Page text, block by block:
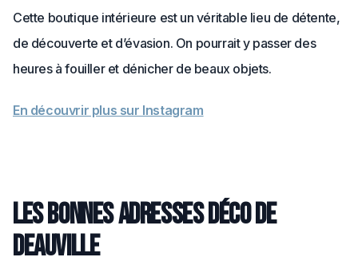
Cette boutique intérieure est un véritable lieu de détente,
de découverte et d’évasion. On pourrait y passer des
heures à fouiller et dénicher de beaux objets.
En découvrir plus sur Instagram
Les bonnes adresses déco de
Deauville